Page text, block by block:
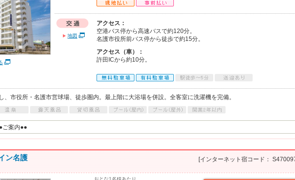
地図
アクセス：
空港バス停から高速バスで約120分。
名護市役所前バス停から徒歩で約15分。
アクセス（車）：
許田ICから約10分。
、市役所・名護市営球場、徒歩圏内。最上階に大浴場を併設。全客室に洗濯機を完備。
ご案内●●
ン名護 [インターネット宿コード：
おとな1名様あたり